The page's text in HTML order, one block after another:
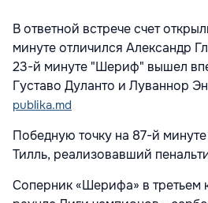
В ответной встрече счет
минуте отличился Александр
23-й минуте "Шериф" вышел
Густаво Дуланто и Луваннор
publika.md
Победную точку на 87-й
Тилль, реализовавший
Соперник «Шерифа» в третьем